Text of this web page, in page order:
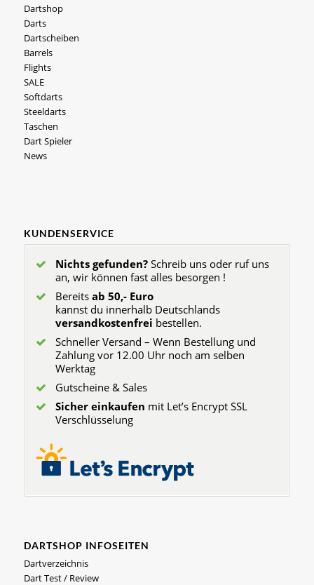
Dartshop
Darts
Dartscheiben
Barrels
Flights
SALE
Softdarts
Steeldarts
Taschen
Dart Spieler
News
KUNDENSERVICE
Nichts gefunden?Schreib uns oder ruf uns
an, wir können fast alles besorgen !
Bereits ab 50,- Euro
kannst du innerhalb Deutschlands
versandkostenfrei bestellen.
Schneller Versand – Wenn Bestellung und
Zahlung vor 12.00 Uhr noch am selben
Werktag
Gutscheine & Sales
Sicher einkaufen mit Let’s Encrypt SSL
Verschlüsselung
DARTSHOP INFOSEITEN
Dartverzeichnis
Dart Test / Review